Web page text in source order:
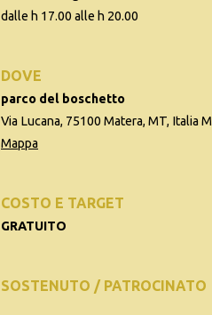
dalle h 17.00 alle h 20.00
DOVE
parco del boschetto
Via Lucana, 75100 Matera, MT, Italia
Mappa
COSTO E TARGET
GRATUITO
SOSTENUTO / PATROCINATO